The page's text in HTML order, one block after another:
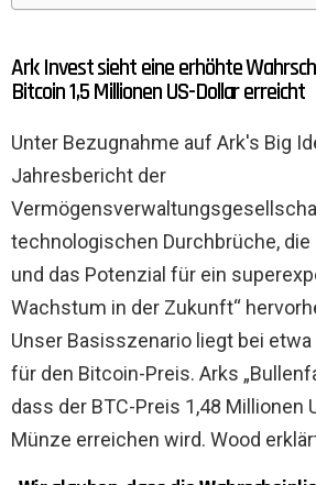
Ark Invest sieht eine erhöhte
Bitcoin 1,5 Millionen US-Dollar erreicht
Unter Bezugnahme auf Ark's Big
Jahresbericht der
technologischen Durchbrüche,
und das Potenzial für ein
Wachstum in der Zukunft“
Unser Basisszenario liegt bei etwa
für den Bitcoin-Preis. Arks
dass der BTC-Preis 1,48 Millionen
Münze erreichen wird. Wood